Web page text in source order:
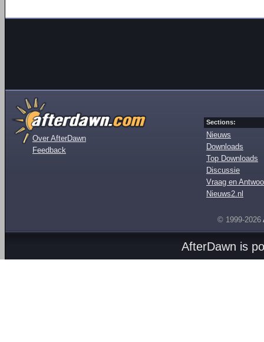
Over AfterDawn
Feedback
Sections:
Nieuws
Downloads
Top Downloads
Discussie
Vraag en
Nieuws2.nl
© 1999-2026
AfterDawn is